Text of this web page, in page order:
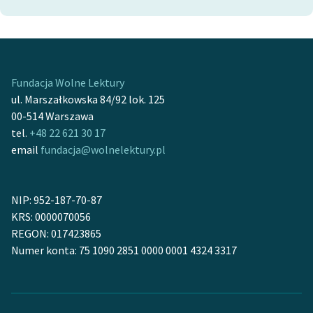
Fundacja Wolne Lektury
ul. Marszałkowska 84/92 lok. 125
00-514 Warszawa
tel. +48 22 621 30 17
email fundacja@wolnelektury.pl
NIP: 952-187-70-87
KRS: 0000070056
REGON: 017423865
Numer konta: 75 1090 2851 0000 0001 4324 3317